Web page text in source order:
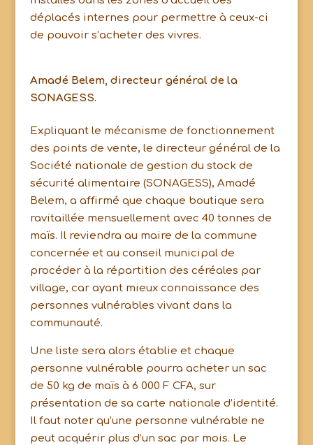
déplacés internes pour permettre à ceux-ci
de pouvoir s’acheter des vivres.
Amadé Belem, directeur général de la
SONAGESS.
Expliquant le mécanisme de fonctionnement
des points de vente, le directeur général de la
Société nationale de gestion du stock de
sécurité alimentaire (SONAGESS), Amadé
Belem, a affirmé que chaque boutique sera
ravitaillée mensuellement avec 40 tonnes de
maïs. Il reviendra au maire de la commune
concernée et au conseil municipal de
procéder à la répartition des céréales par
village, car ayant mieux connaissance des
personnes vulnérables vivant dans la
communauté.
Une liste sera alors établie et chaque
personne vulnérable pourra acheter un sac
de 50 kg de maïs à 6 000 F CFA, sur
présentation de sa carte nationale d’identité.
Il faut noter qu’une personne vulnérable ne
peut acquérir plus d’un sac par mois. Le